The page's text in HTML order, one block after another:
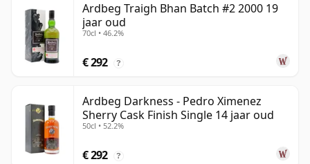
Ardbeg Traigh Bhan Batch #2 2000 19
jaar oud
70cl • 46.2%
€ 292 ?
Ardbeg Darkness - Pedro Ximenez
Sherry Cask Finish Single 14 jaar oud
50cl • 52.2%
€ 292 ?